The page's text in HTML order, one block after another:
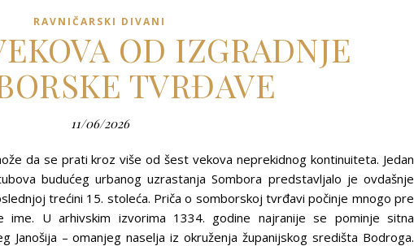
RAVNIČARSKI DIVANI
OD IZGRADNJE
TVRĐAVE
11/06/2026
da se prati kroz više od šest vekova neprekidnog kontinuiteta. Jedan
budućeg urbanog uzrastanja Sombora predstavljalo je ovdašnje
trećini 15. stoleća. Priča o somborskoj tvrđavi počinje mnogo pre
U arhivskim izvorima 1334. godine najranije se pominje sitna
Janošija – omanjeg naselja iz okruženja županijskog središta Bodroga.